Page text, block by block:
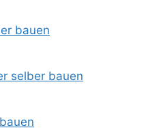
bauen
selber bauen